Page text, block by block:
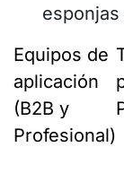
Equipos de
aplicación
(B2B y
Profesional)